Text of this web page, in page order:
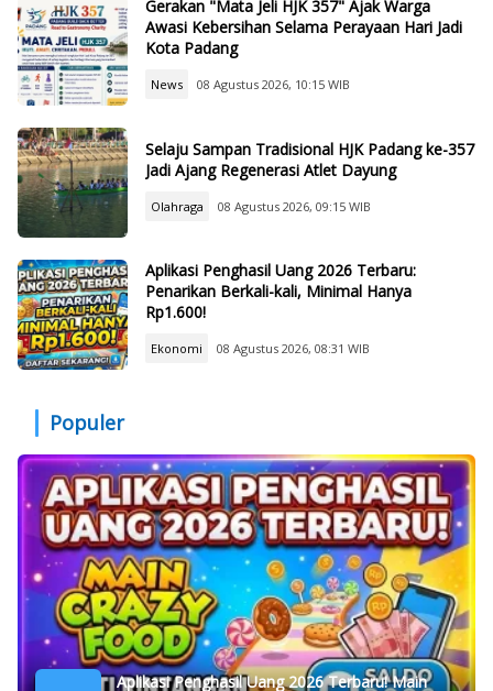
Gerakan "Mata Jeli HJK 357" Ajak Warga
Awasi Kebersihan Selama Perayaan Hari Jadi
Kota Padang
News 08 Agustus 2026, 10:15 WIB
Selaju Sampan Tradisional HJK Padang ke-357
Jadi Ajang Regenerasi Atlet Dayung
Olahraga 08 Agustus 2026, 09:15 WIB
Aplikasi Penghasil Uang 2026 Terbaru:
Penarikan Berkali-kali, Minimal Hanya
Rp1.600!
Ekonomi 08 Agustus 2026, 08:31 WIB
Populer
Aplikasi Penghasil Uang 2026 Terbaru! Main